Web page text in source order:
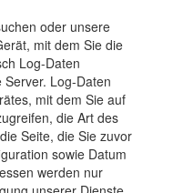
oder unsere
mit dem Sie die
Log-Daten
Log-Daten
mit dem Sie auf
die Art des
Seite, die Sie zuvor
sowie Datum
werden nur